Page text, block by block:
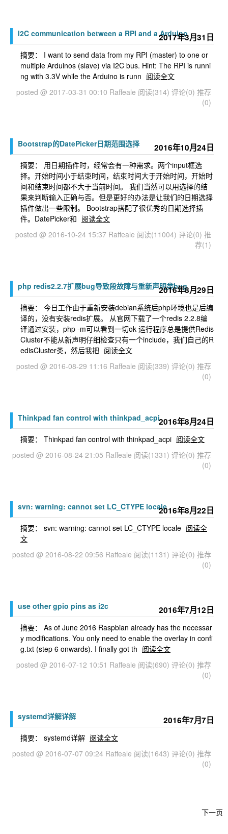
2017年3月31日
I2C communication between a RPI and a Arduino
摘要： I want to send data from my RPI (master) to one or
multiple Arduinos (slave) via I2C bus. Hint: The RPI is runni
ng with 3.3V while the Arduino is runn 阅读全文
posted @ 2017-03-31 00:10 Raffeale 阅读(314) 评论(0) 推荐
(0)
2016年10月24日
Bootstrap的DatePicker日期范围选择
摘要： 用日期插件时，经常会有一种需求。两个input框选
择。开始时间小于结束时间，结束时间大于开始时间，开始时
间和结束时间都不大于当前时间。 我们当然可以用选择的结
果来判断输入正确与否。但是更好的办法是让我们的日期选择
插件做出一些限制。 Bootstrap搭配了很优秀的日期选择插
件。DatePicker和 阅读全文
posted @ 2016-10-24 15:37 Raffeale 阅读(11004) 评论(0) 推
荐(1)
2016年8月29日
php redis2.2.7扩展bug导致段故障与重新声明类bug
摘要： 今日工作由于重新安装debian系统后php环境也是后编
译的，没有安装redis扩展。 从官网下载了一个redis 2.2.8编
译通过安装，php -m可以看到一切ok 运行程序总是提供Redis
Cluster不能从新声明仔细检查只有一个include，我们自己的R
edisCluster类，然后我把 阅读全文
posted @ 2016-08-29 11:16 Raffeale 阅读(339) 评论(0) 推荐
(0)
2016年8月24日
Thinkpad fan control with thinkpad_acpi
摘要： Thinkpad fan control with thinkpad_acpi 阅读全文
posted @ 2016-08-24 21:05 Raffeale 阅读(1331) 评论(0) 推荐
(0)
2016年8月22日
svn: warning: cannot set LC_CTYPE locale
摘要： svn: warning: cannot set LC_CTYPE locale 阅读全
文
posted @ 2016-08-22 09:56 Raffeale 阅读(1131) 评论(0) 推荐
(0)
2016年7月12日
use other gpio pins as i2c
摘要： As of June 2016 Raspbian already has the necessar
y modifications. You only need to enable the overlay in confi
g.txt (step 6 onwards). I finally got th 阅读全文
posted @ 2016-07-12 10:51 Raffeale 阅读(690) 评论(0) 推荐
(0)
2016年7月7日
systemd详解详解
摘要： systemd详解 阅读全文
posted @ 2016-07-07 09:24 Raffeale 阅读(1643) 评论(0) 推荐
(0)
下一页